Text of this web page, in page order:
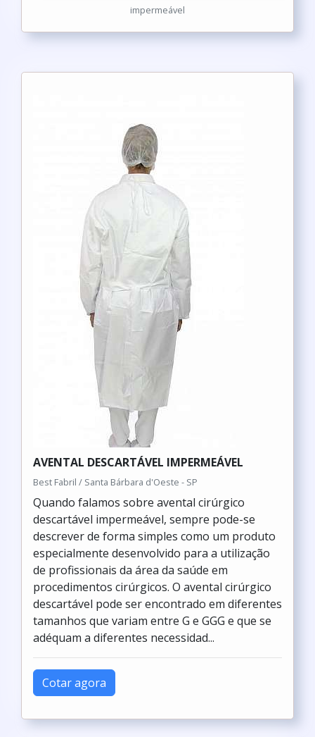
impermeável
AVENTAL DESCARTÁVEL IMPERMEÁVEL
Best Fabril / Santa Bárbara d'Oeste - SP
Quando falamos sobre avental cirúrgico
descartável impermeável, sempre pode-se
descrever de forma simples como um produto
especialmente desenvolvido para a utilização
de profissionais da área da saúde em
procedimentos cirúrgicos. O avental cirúrgico
descartável pode ser encontrado em diferentes
tamanhos que variam entre G e GGG e que se
adéquam a diferentes necessidad...
Cotar agora